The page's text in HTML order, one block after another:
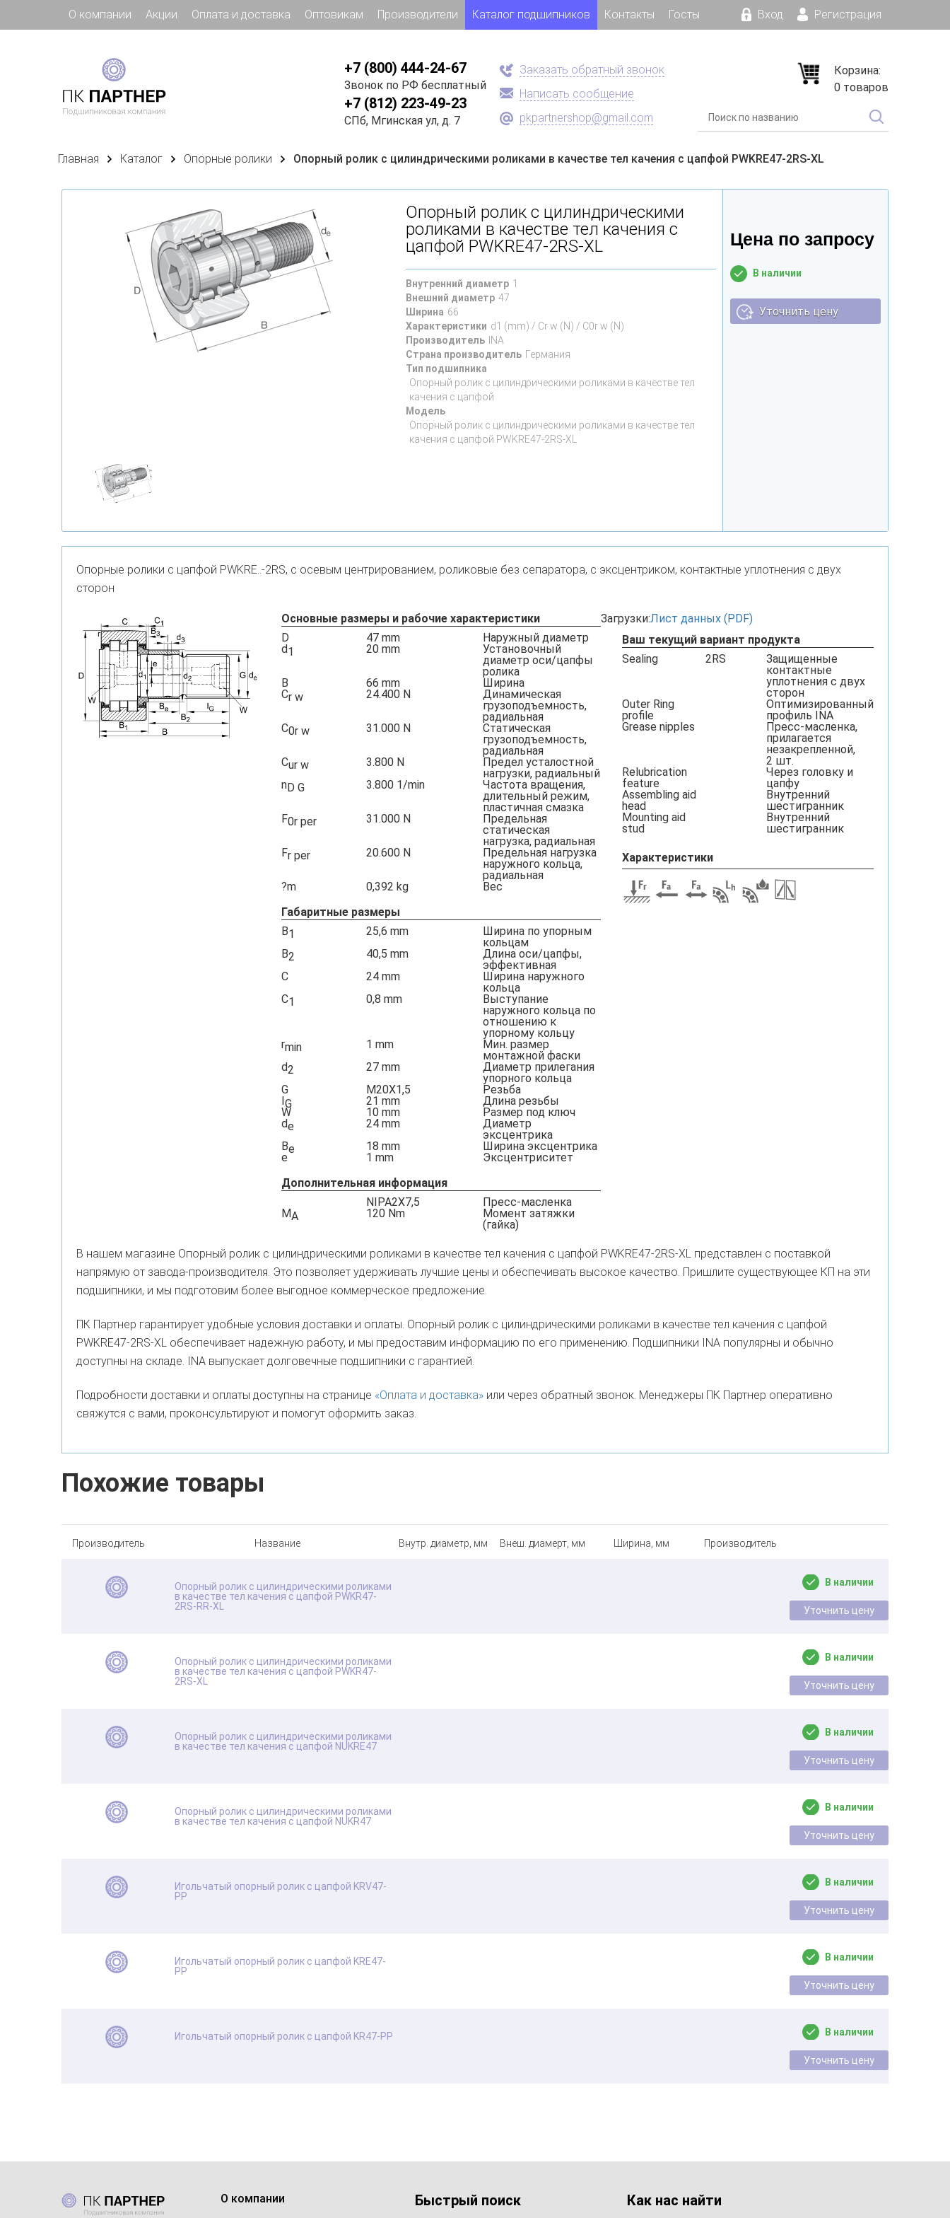
О компании Акции Оплата и доставка Оптовикам Производители Каталог подшипников Контакты Госты Вход Регистрация
+7 (800) 444-24-67
Звонок по РФ бесплатный
+7 (812) 223-49-23
СПб, Мгинская ул, д. 7
Заказать обратный звонок
Написать сообщение
pkpartnershop@gmail.com
Корзина:
0 товаров
Главная Каталог Опорные ролики Опорный ролик с цилиндрическими роликами в качестве тел качения с цапфой PWKRE47-2RS-XL
Опорный ролик с цилиндрическими
роликами в качестве тел качения с
цапфой PWKRE47-2RS-XL
Внутренний диаметр 1
Внешний диаметр 47
Ширина 66
Характеристики d1 (mm) / Cr w (N) / C0r w (N)
Производитель
INA
Страна производитель Германия
Тип подшипника
Опорный ролик с цилиндрическими роликами в качестве тел
качения с цапфой
Модель
Опорный ролик с цилиндрическими роликами в качестве тел
качения с цапфой PWKRE47-2RS-XL
Цена по запросу
В наличии
Уточнить цену
Опорные ролики с цапфой PWKRE..-2RS, с осевым центрированием, роликовые без сепаратора, с эксцентриком, контактные уплотнения с двух
сторон
Основные размеры и рабочие характеристики
D
47 mm
Наружный диаметр
d1 20 mm
Установочный
диаметр оси/цапфы
ролика
B
66 mm
Ширина
Cr w 24.400 N
Динамическая
грузоподъемность,
радиальная
C0r w 31.000 N
Статическая
грузоподъемность,
радиальная
Cur w 3.800 N
Предел усталостной
нагрузки, радиальный
nD G 3.800 1/min
Частота вращения,
длительный режим,
пластичная смазка
F0r per 31.000 N
Предельная
статическая
нагрузка, радиальная
Fr per 20.600 N
Предельная нагрузка
наружного кольца,
радиальная
?m
0,392 kg
Вес
Габаритные размеры
B1 25,6 mm
Ширина по упорным
кольцам
B2 40,5 mm
Длина оси/цапфы,
эффективная
C
24 mm
Ширина наружного
кольца
C1 0,8 mm
Выступание
наружного кольца по
отношению к
упорному кольцу
rmin 1 mm
Мин. размер
монтажной фаски
d2 27 mm
Диаметр прилегания
упорного кольца
G
M20X1,5
Резьба
G 21 mm
Длина резьбы
W
10 mm
Размер под ключ
de 24 mm
Диаметр
эксцентрика
Be 18 mm
Ширина эксцентрика
e
1 mm
Эксцентриситет
Дополнительная информация
NIPA2X7,5
Пресс-масленка
MA 120 Nm
Момент затяжки
(гайка)
Загрузки:Лист данных (PDF)
Ваш текущий вариант продукта
Sealing
2RS
Защищенные
контактные
уплотнения с двух
сторон
Outer Ring
profile
Оптимизированный
профиль INA
Grease nipples
Пресс-масленка,
прилагается
незакрепленной,
2 шт.
Relubrication
feature
Через головку и
цапфу
Assembling aid
head
Внутренний
шестигранник
Mounting aid
stud
Внутренний
шестигранник
Характеристики
В нашем магазине Опорный ролик с цилиндрическими роликами в качестве тел качения с цапфой PWKRE47-2RS-XL представлен с поставкой
напрямую от завода-производителя. Это позволяет удерживать лучшие цены и обеспечивать высокое качество. Пришлите существующее КП на эти
подшипники, и мы подготовим более выгодное коммерческое предложение.
ПК Партнер гарантирует удобные условия доставки и оплаты. Опорный ролик с цилиндрическими роликами в качестве тел качения с цапфой
PWKRE47-2RS-XL обеспечивает надежную работу, и мы предоставим информацию по его применению. Подшипники INA популярны и обычно
доступны на складе. INA выпускает долговечные подшипники с гарантией.
Подробности доставки и оплаты доступны на странице «Оплата и доставка» или через обратный звонок. Менеджеры ПК Партнер оперативно
свяжутся с вами, проконсультируют и помогут оформить заказ.
Похожие товары
Производитель Название Внутр. диаметр, мм Внеш. диамерт, мм Ширина, мм Производитель
Опорный ролик с цилиндрическими роликами
в качестве тел качения с цапфой PWKR47-
2RS-RR-XL
В наличии
Уточнить цену
Опорный ролик с цилиндрическими роликами
в качестве тел качения с цапфой PWKR47-
2RS-XL
В наличии
Уточнить цену
Опорный ролик с цилиндрическими роликами
в качестве тел качения с цапфой NUKRE47
В наличии
Уточнить цену
Опорный ролик с цилиндрическими роликами
в качестве тел качения с цапфой NUKR47
В наличии
Уточнить цену
Игольчатый опорный ролик с цапфой KRV47-
PP
В наличии
Уточнить цену
Игольчатый опорный ролик с цапфой KRE47-
PP
В наличии
Уточнить цену
Игольчатый опорный ролик с цапфой KR47-PP В наличии
Уточнить цену
О компании
Быстрый поиск Как нас найти